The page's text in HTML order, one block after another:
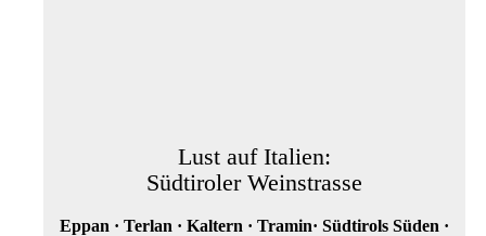
Lust auf Italien:
Südtiroler Weinstrasse
Eppan · Terlan · Kaltern · Tramin· Südtirols Süden ·